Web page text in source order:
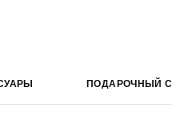
ПОДАРОЧНЫЙ